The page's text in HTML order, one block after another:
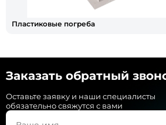
Пластиковые погреба
Заказать обратный
Оставьте заявку и наши специалисты
обязательно свяжутся с вами